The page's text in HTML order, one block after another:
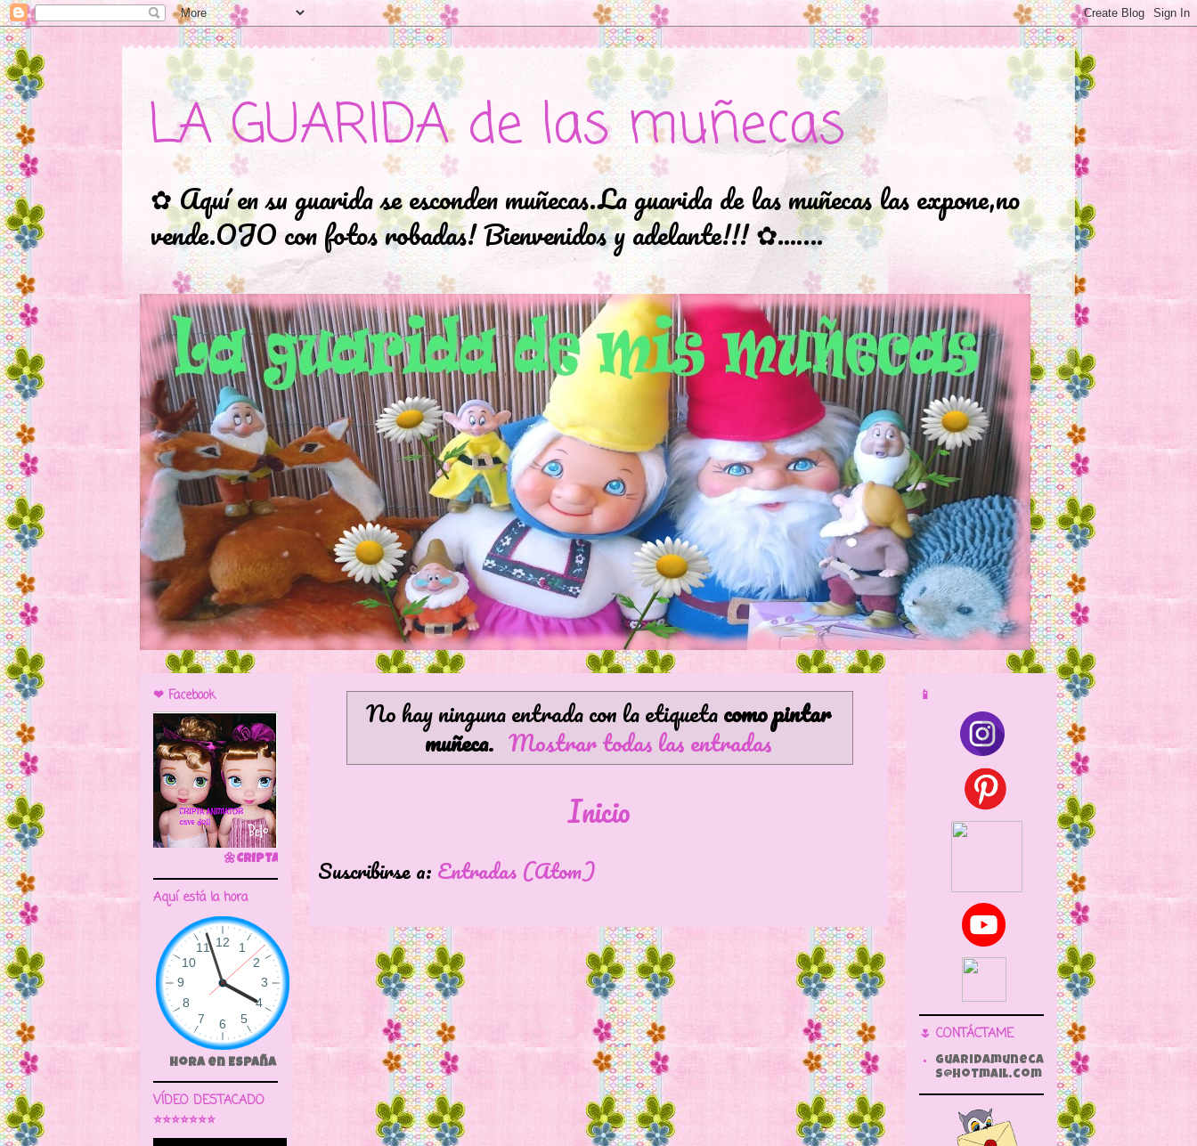
LA GUARIDA de las muñecas
✿ Aquí en su guarida se esconden muñecas.La guarida de las muñecas las expone,no
vende.OJO con fotos robadas! Bienvenidos y adelante!!! ✿...….
No hay ninguna entrada con la etiquetacomo pintar
muñeca. Mostrar todas las entradas
Inicio
Suscribirse a: Entradas (Atom)
❤ Facebook
🌼CRIPTA ANIMATOR CAVE DOLL
Aquí está la hora
Hora en España
VÍDEO DESTACADO
⭐⭐⭐⭐⭐⭐⭐
📱
🌷 CONTÁCTAME
guaridamuneca
s@hotmail.com